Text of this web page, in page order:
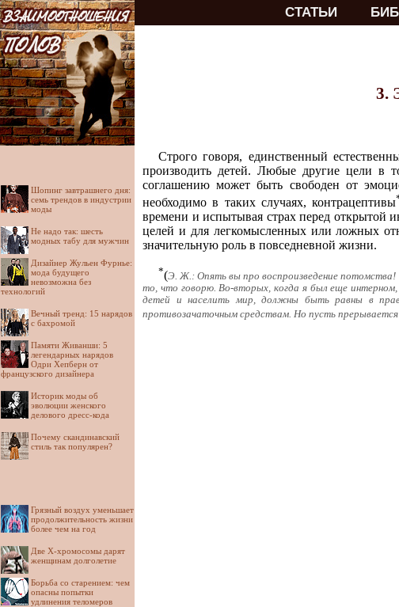
СТАТЬИ
Шопинг завтрашнего дня:
семь трендов в индустрии
моды
Не надо так: шесть
модных табу для мужчин
Дизайнер Жульен Фурнье:
мода будущего
невозможна без
технологий
Вечный тренд: 15 нарядов
с бахромой
Памяти Живанши: 5
легендарных нарядов
Одри Хепберн от
французского дизайнера
Историк моды об
эволюции женского
делового дресс-кода
Почему скандинавский
стиль так популярен?
Грязный воздух уменьшает
продолжительность жизни
более чем на год
Две Х-хромосомы дарят
женщинам долголетие
Борьба со старением: чем
опасны попытки
удлинения теломеров
3.
Строго говоря, единственный
производить детей. Любые другие цели в
соглашению может быть свободен от
необходимо в таких случаях, контрацептивы
времени и испытывая страх перед открытой
целей и для легкомысленных или ложных
значительную роль в повседневной жизни.
*(Э. Ж.: Опять вы про воспроизведение
то, что говорю. Во-вторых, когда я был еще
детей и населить мир, должны быть равны в
противозачаточным средствам. Но пусть